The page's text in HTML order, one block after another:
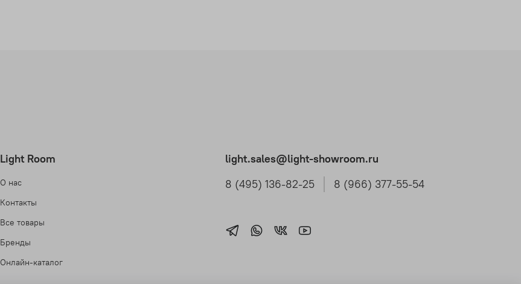
Light Room
О нас
Контакты
Все товары
Бренды
Онлайн-каталог
light.sales@light-showroom.ru
8 (495) 136-82-25
8 (966) 377-55-54